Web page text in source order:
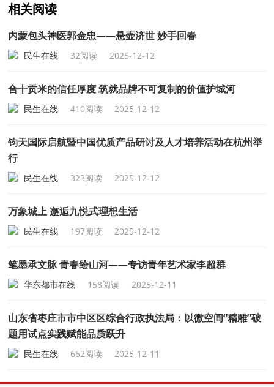
相关阅读
内蒙包头神医郭金忠——悬壶济世 妙手回春
民生在线 32阅读 2025-12-12
合十贡米的信任厚度 筑就品牌不可复制的价值护城河
民生在线 410阅读 2025-12-12
钧天国际启航暨中国优质产品研讨及人才培养活动在杭州举
行
民生在线 323阅读 2025-12-12
万象城上 邂逅九悦式理想生活
民生在线 197阅读 2025-12-12
笔墨承文脉 青春绘山河——专访青年艺术家李超群
华东都市在线 158阅读 2025-12-11
山东省枣庄市市中区区综合行政执法局：以微空间“精雕”破
题用试点实践赋能品质跃升
民生在线 662阅读 2025-12-11